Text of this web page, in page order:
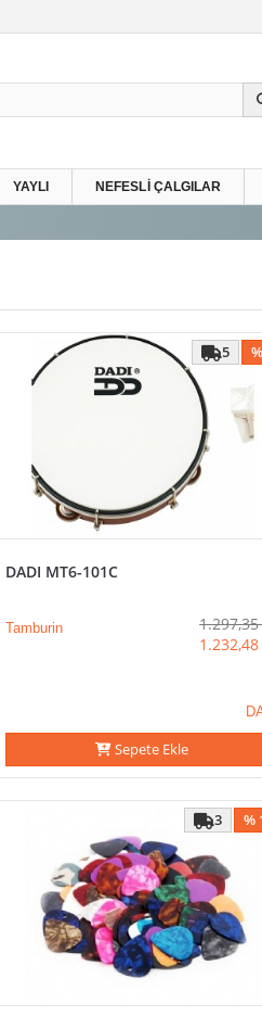
YAYLI NEFESLI ÇALGILAR
5
DADI MT6-101C
Tamburin 1.297,35
1.232,48
Sepete Ekle
%
3